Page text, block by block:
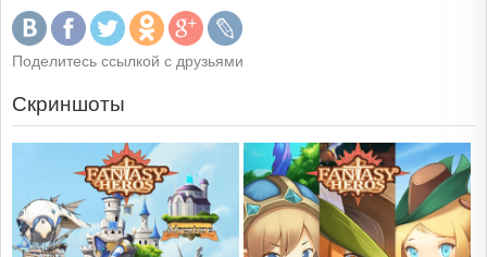
Поделитесь ссылкой с друзьями
Скриншоты